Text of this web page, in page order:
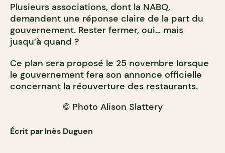
Plusieurs associations, dont la NABQ,
demandent une réponse claire de la part du
gouvernement. Rester fermer, oui… mais
jusqu’à quand ?
Ce plan sera proposé le 25 novembre lorsque
le gouvernement fera son annonce officielle
concernant la réouverture des restaurants.
© Photo Alison Slattery
Écrit par Inès Duguen